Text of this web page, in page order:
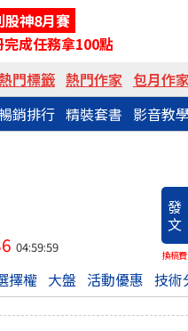
股神8月賽
完成任務拿100點
門標籤 熱門作家 包月作
銷排行 精裝套書 影音教
發
文
換稿費
04:59:59
擇權 大盤 活動優惠 技術